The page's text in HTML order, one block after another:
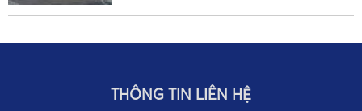
THÔNG TIN LIÊN HỆ